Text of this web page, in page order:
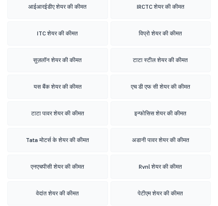
आईआरईडीए शेयर की कीमत IRCTC शेयर की कीमत
ITC शेयर की कीमत विप्रो शेयर की कीमत
सुज़लॉन शेयर की कीमत टाटा स्टील शेयर की कीमत
यस बैंक शेयर की कीमत एच डी एफ सी शेयर की कीमत
टाटा पावर शेयर की कीमत इन्फोसिस शेयर की कीमत
Tata मोटर्स के शेयर की कीमत अडानी पावर शेयर की कीमत
एनएचपीसी शेयर की कीमत Rvnl शेयर की कीमत
वेदांत शेयर की कीमत पेटीएम शेयर की कीमत